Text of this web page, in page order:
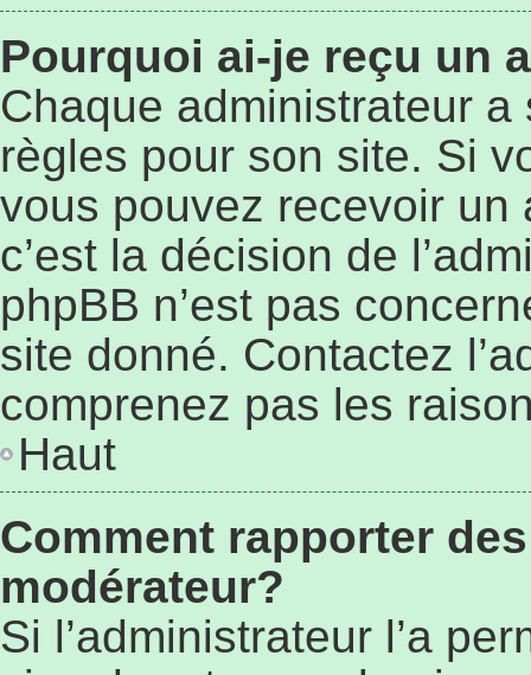
Pourquoi ai-je reçu un
Chaque administrateur
règles pour son site. Si
vous pouvez recevoir un
c’est la décision de
phpBB n’est pas
site donné. Contactez
comprenez pas les
Haut
Comment rapporter
modérateur?
Si l’administrateur l’a